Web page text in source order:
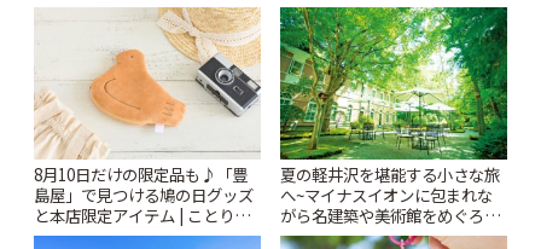
8月10日だけの限定品も♪「豊
島屋」で見つける鳩の日グッズ
と本店限定アイテム | ことりっ
ぷ
夏の軽井沢を堪能する小さな旅
へ~マイナスイオンに包まれな
がら名建築や美術館をめぐろう
~ | ことりっぷ